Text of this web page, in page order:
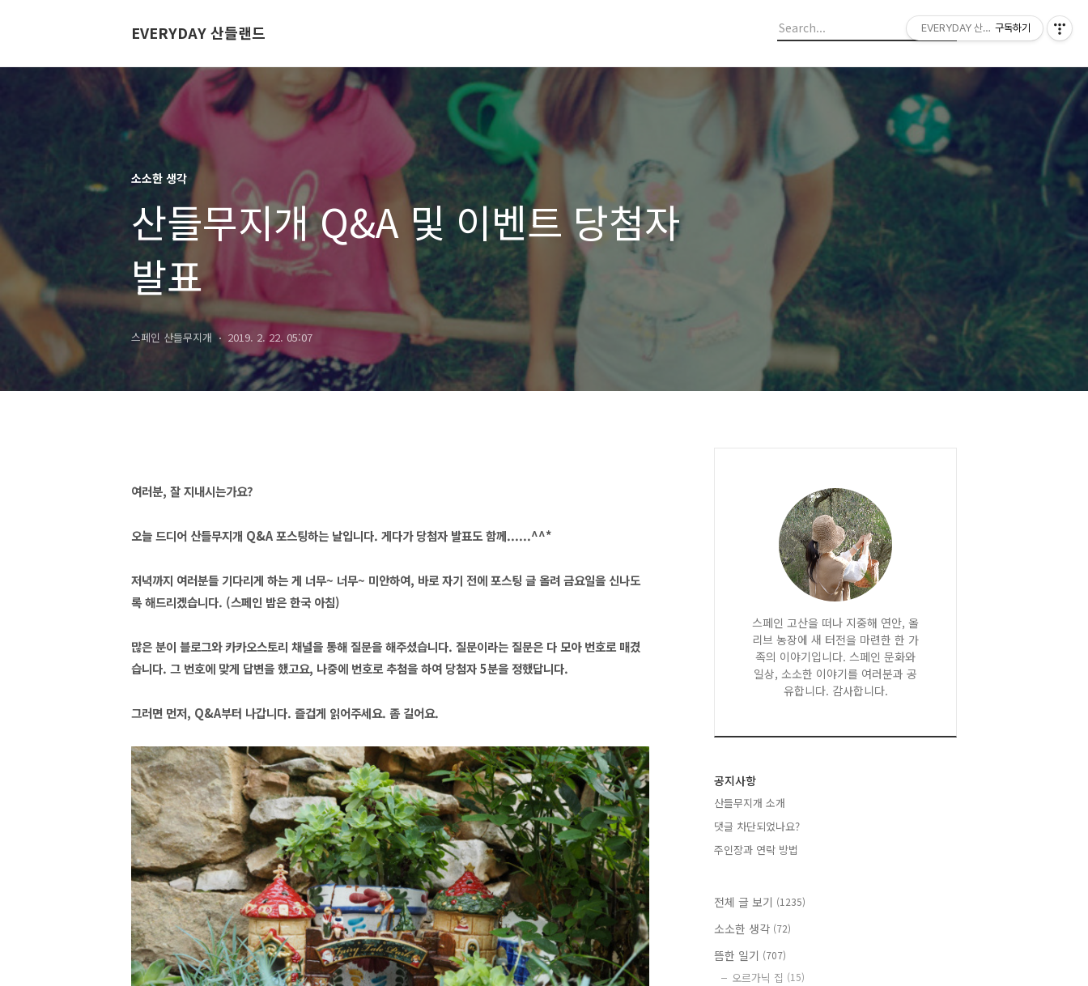
EVERYDAY 산들랜드
소소한 생각
산들무지개 Q&A 및 이벤트 당첨자
발표
스페인 산들무지개 2019. 2. 22. 05:07
여러분, 잘 지내시는가요?
오늘 드디어 산들무지개 Q&A 포스팅하는 날입니다. 게다가 당첨자 발표도 함께......^^*
저녁까지 여러분들 기다리게 하는 게 너무~ 너무~ 미안하여, 바로 자기 전에 포스팅 글 올려 금요일을 신나도
록 해드리겠습니다. (스페인 밤은 한국 아침)
많은 분이 블로그와 카카오스토리 채널을 통해 질문을 해주셨습니다. 질문이라는 질문은 다 모아 번호로 매겼
습니다. 그 번호에 맞게 답변을 했고요, 나중에 번호로 추첨을 하여 당첨자 5분을 정했답니다.
그러면 먼저, Q&A부터 나갑니다. 즐겁게 읽어주세요. 좀 길어요.
스페인 고산을 떠나 지중해 연안, 올
리브 농장에 새 터전을 마련한 한 가
족의 이야기입니다. 스페인 문화와
일상, 소소한 이야기를 여러분과 공
유합니다. 감사합니다.
공지사항
산들무지개 소개
댓글 차단되었나요?
주인장과 연락 방법
전체 글 보기 (1235)
소소한 생각 (72)
뜸한 일기 (707)
오르가닉 집 (15)
EVERYDAY 산들랜드구독하기